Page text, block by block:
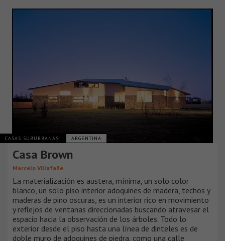
CASAS SUBURBANAS ARGENTINA
Casa Brown
Marcelo Villafañe
La materialización es austera, mínima, un solo color
blanco, un solo piso interior adoquines de madera, techos y
maderas de pino oscuras, es un interior rico en movimiento
y reflejos de ventanas direccionadas buscando atravesar el
espacio hacia la observación de los árboles. Todo lo
exterior desde el piso hasta una línea de dinteles es de
doble muro de adoquines de piedra, como una calle